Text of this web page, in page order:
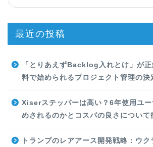
最近の投稿
「とりあえずBacklog入れとけ」が
料で始められるプロジェクト管理の決
Xiserステッパーは高い？6年使用ユ
めされるのかとコスパの良さについて
トランプのレアアース開発戦略：ウ